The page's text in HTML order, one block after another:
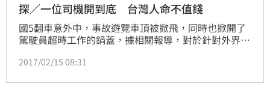
探／一位司機開到底 台灣人命不值錢
國5翻車意外中，事故遊覽車頂被掀飛，同時也掀開了
駕駛員超時工作的鍋蓋，據相關報導，對於針對外界質
駕駛工時長達14小時，公路總局官員表示，依汽車運輸
2017/02/15 08:31